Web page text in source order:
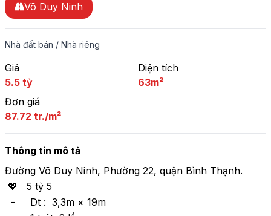
Võ Duy Ninh
Nhà đất bán / Nhà riêng
Giá
5.5 tỷ
Diện tích
63m²
Đơn giá
87.72 tr./m²
Thông tin mô tả
Đường Võ Duy Ninh, Phường 22, quận Bình Thạnh.